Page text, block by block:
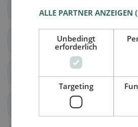
La
Le Cerneux-Péquignot
ALLE PARTNER ANZEIGEN
Unbedingt
erforderlich
Targeting